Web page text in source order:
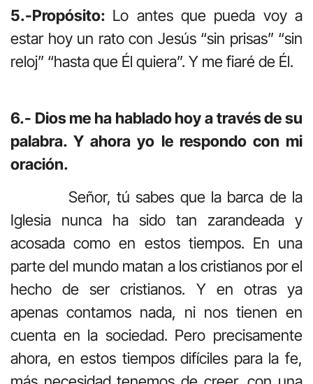
5.-Propósito: Lo antes que pueda voy a
estar hoy un rato con Jesús “sin prisas” “sin
reloj” “hasta que Él quiera”. Y me fiaré de Él.
6.- Dios me ha hablado hoy a través de su
palabra. Y ahora yo le respondo con mi
oración.
Señor, tú sabes que la barca de la
Iglesia nunca ha sido tan zarandeada y
acosada como en estos tiempos. En una
parte del mundo matan a los cristianos por el
hecho de ser cristianos. Y en otras ya
apenas contamos nada, ni nos tienen en
cuenta en la sociedad. Pero precisamente
ahora, en estos tiempos difíciles para la fe,